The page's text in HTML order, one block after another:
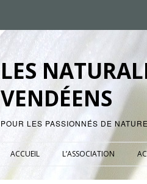
LES
VENDÉENS
POUR LES PASSIONNÉS DE NATURE
ACCUEIL L’ASSOCIATION